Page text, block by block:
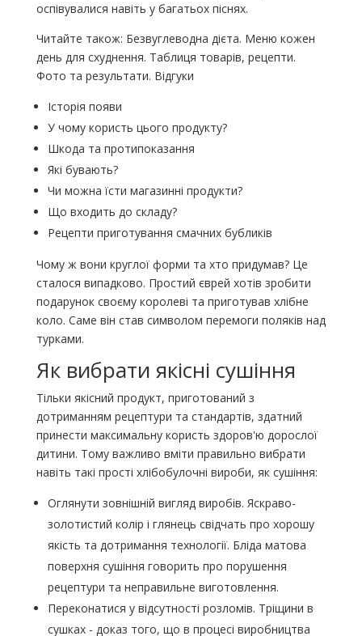
оспівувалися навіть у багатьох піснях.
Читайте також: Безвуглеводна дієта. Меню кожен
день для схуднення. Таблиця товарів, рецепти.
Фото та результати. Відгуки
Історія появи
У чому користь цього продукту?
Шкода та протипоказання
Які бувають?
Чи можна їсти магазинні продукти?
Що входить до складу?
Рецепти приготування смачних бубликів
Чому ж вони круглої форми та хто придумав? Це
сталося випадково. Простий єврей хотів зробити
подарунок своєму королеві та приготував хлібне
коло. Саме він став символом перемоги поляків над
турками.
Як вибрати якісні сушіння
Тільки якісний продукт, приготований з
дотриманням рецептури та стандартів, здатний
принести максимальну користь здоров'ю дорослої
дитини. Тому важливо вміти правильно вибрати
навіть такі прості хлібобулочні вироби, як сушіння:
Оглянути зовнішній вигляд виробів. Яскраво-
золотистий колір і глянець свідчать про хорошу
якість та дотримання технології. Бліда матова
поверхня сушіння говорить про порушення
рецептури та неправильне виготовлення.
Переконатися у відсутності розломів. Тріщини в
сушках - доказ того, що в процесі виробництва